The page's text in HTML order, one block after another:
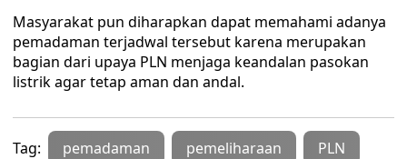
Masyarakat pun diharapkan dapat memahami adanya
pemadaman terjadwal tersebut karena merupakan
bagian dari upaya PLN menjaga keandalan pasokan
listrik agar tetap aman dan andal.
Tag: pemadaman pemeliharaan PLN